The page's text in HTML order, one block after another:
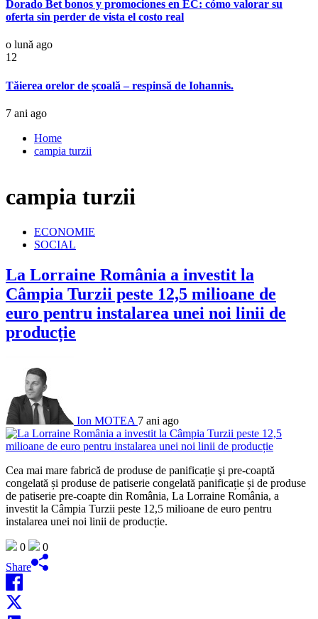
Dorado Bet bonos y promociones en EC: cómo valorar su
oferta sin perder de vista el costo real
o lună ago
12
Tăierea orelor de școală – respinsă de Iohannis.
7 ani ago
Home
campia turzii
campia turzii
ECONOMIE
SOCIAL
La Lorraine România a investit la
Câmpia Turzii peste 12,5 milioane de
euro pentru instalarea unei noi linii de
producție
Ion MOTEA 7 ani ago
Cea mai mare fabrică de produse de panificație şi pre-coaptă
congelată și produse de patiserie congelată panificație și de produse
de patiserie pre-coapte din România, La Lorraine România, a
investit la Câmpia Turzii peste 12,5 milioane de euro pentru
instalarea unei noi linii de producție.
0
0
Share